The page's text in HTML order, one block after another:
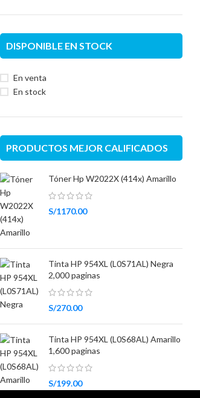
DISPONIBLE EN STOCK
En venta
En stock
PRODUCTOS MEJOR CALIFICADOS
Tóner Hp W2022X (414x) Amarillo
S/1170.00
Tinta HP 954XL (L0S71AL) Negra
2,000 paginas
S/270.00
Tinta HP 954XL (L0S68AL) Amarillo
1,600 paginas
S/199.00